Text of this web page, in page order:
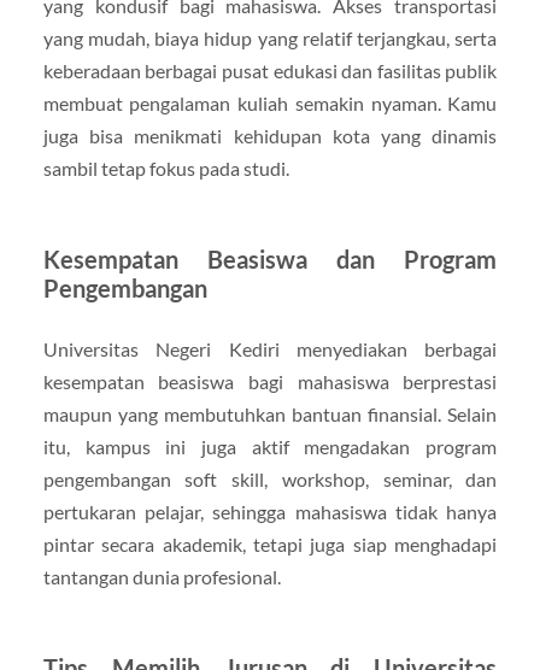
yang kondusif bagi mahasiswa. Akses transportasi
yang mudah, biaya hidup yang relatif terjangkau, serta
keberadaan berbagai pusat edukasi dan fasilitas publik
membuat pengalaman kuliah semakin nyaman. Kamu
juga bisa menikmati kehidupan kota yang dinamis
sambil tetap fokus pada studi.
Kesempatan Beasiswa dan Program
Pengembangan
Universitas Negeri Kediri menyediakan berbagai
kesempatan beasiswa bagi mahasiswa berprestasi
maupun yang membutuhkan bantuan finansial. Selain
itu, kampus ini juga aktif mengadakan program
pengembangan soft skill, workshop, seminar, dan
pertukaran pelajar, sehingga mahasiswa tidak hanya
pintar secara akademik, tetapi juga siap menghadapi
tantangan dunia profesional.